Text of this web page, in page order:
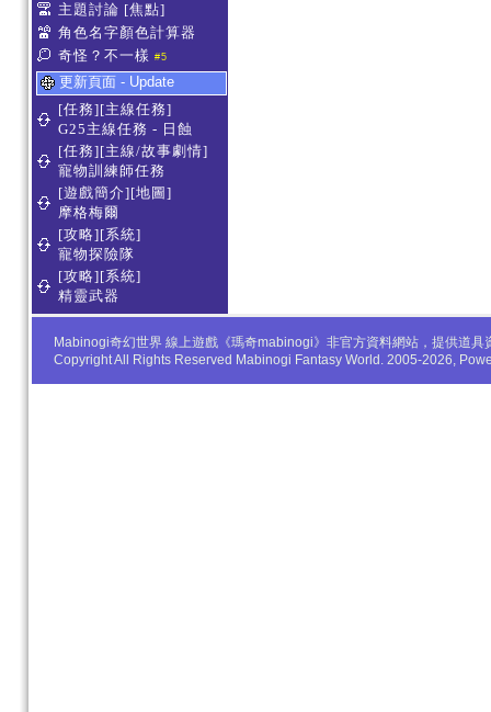
主題討論 [焦點]
角色名字顏色計算器
奇怪？不一樣 #5
更新頁面 - Update
[任務][主線任務]
G25主線任務 - 日蝕
[任務][主線/故事劇情]
寵物訓練師任務
[遊戲簡介][地圖]
摩格梅爾
[攻略][系統]
寵物探險隊
[攻略][系統]
精靈武器
Mabinogi奇幻世界 線上遊戲《瑪奇mabinogi》非官方資料網站，提供道
Copyright All Rights Reserved Mabinogi Fantasy World. 2005-2026,